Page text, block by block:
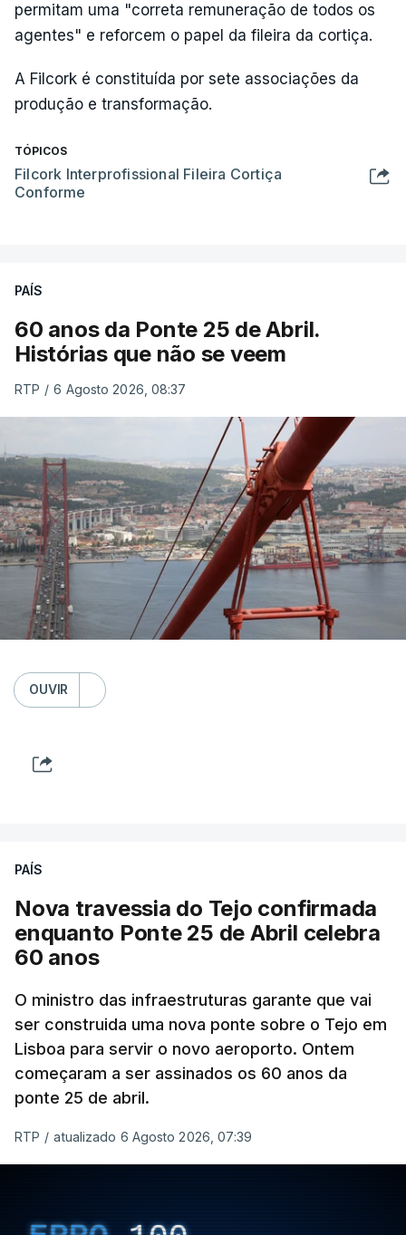
permitam uma "correta remuneração de todos os
agentes" e reforcem o papel da fileira da cortiça.
A Filcork é constituída por sete associações da
produção e transformação.
TÓPICOS
Filcork Interprofissional Fileira Cortiça
Conforme
PAÍS
60 anos da Ponte 25 de Abril.
Histórias que não se veem
RTP / 6 Agosto 2026, 08:37
OUVIR
PAÍS
Nova travessia do Tejo confirmada
enquanto Ponte 25 de Abril celebra
60 anos
O ministro das infraestruturas garante que vai
ser construida uma nova ponte sobre o Tejo em
Lisboa para servir o novo aeroporto. Ontem
começaram a ser assinados os 60 anos da
ponte 25 de abril.
RTP / atualizado 6 Agosto 2026, 07:39